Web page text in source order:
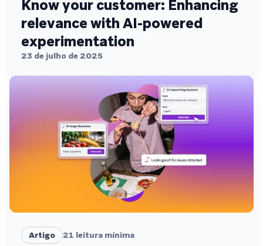
Know your customer: Enhancing
relevance with AI-powered
experimentation
23 de julho de 2025
Artigo 21 leitura mínima